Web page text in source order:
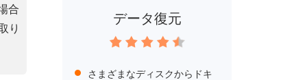
合
り
データ復元
さまざまなディスクからドキ